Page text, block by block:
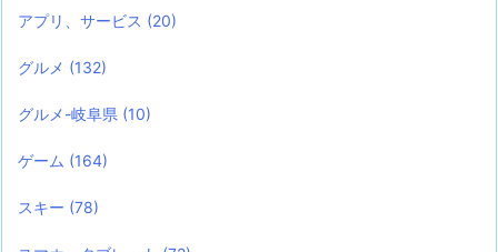
アプリ、サービス (20)
グルメ (132)
グルメ-岐阜県 (10)
ゲーム (164)
スキー (78)